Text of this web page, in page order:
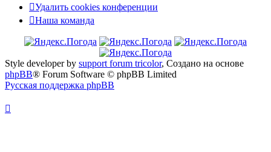
Удалить cookies конференции
Наша команда
Style developer by support forum tricolor, Создано на основе
phpBB® Forum Software © phpBB Limited
Русская поддержка phpBB